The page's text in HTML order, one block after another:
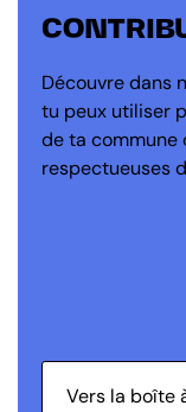
Découvre dans
tu peux utiliser
de ta commune
respectueuses
Vers la boîte